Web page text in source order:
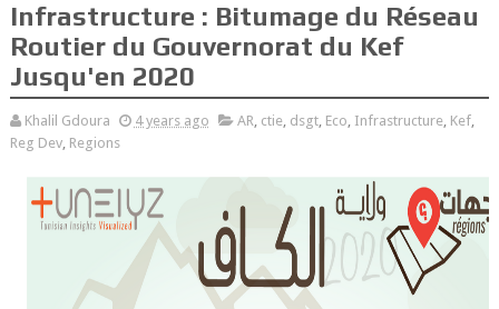
Infrastructure : Bitumage du Réseau
Routier du Gouvernorat du Kef
Jusqu'en 2020
Khalil Gdoura 4 years ago AR, ctie, dsgt, Eco, Infrastructure, Kef,
Reg Dev, Regions